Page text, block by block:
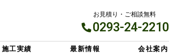
お見積り・ご相談無料
0293-24-2210
施工実績 最新情報 会社案内